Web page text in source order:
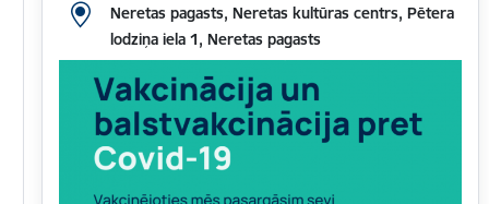
Neretas pagasts, Neretas kultūras centrs, Pētera
lodziņa iela 1, Neretas pagasts